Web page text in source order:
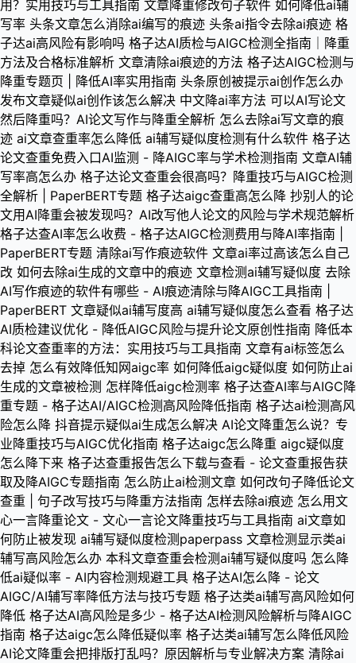
用？实用技巧与工具指南 文章降重修改句子软件 如何降低ai辅
写率 头条文章怎么消除ai编写的痕迹 头条ai指令去除ai痕迹 格
子达ai高风险有影响吗 格子达AI质检与AIGC检测全指南｜降重
方法及合格标准解析 文章清除ai痕迹的方法 格子达AIGC检测与
降重专题页 | 降低AI率实用指南 头条原创被提示ai创作怎么办
发布文章疑似ai创作该怎么解决 中文降ai率方法 可以AI写论文
然后降重吗？AI论文写作与降重全解析 怎么去除ai写文章的痕
迹 ai文章查重率怎么降低 ai辅写疑似度检测有什么软件 格子达
论文查重免费入口AI监测 - 降AIGC率与学术检测指南 文章AI辅
写率高怎么办 格子达论文查重会很高吗？降重技巧与AIGC检测
全解析 | PaperBERT专题 格子达aigc查重高怎么降 抄别人的论
文用AI降重会被发现吗？AI改写他人论文的风险与学术规范解析
格子达查AI率怎么收费 - 格子达AIGC检测费用与降AI率指南 |
PaperBERT专题 清除ai写作痕迹软件 文章ai率过高该怎么自己
改 如何去除ai生成的文章中的痕迹 文章检测ai辅写疑似度 去除
AI写作痕迹的软件有哪些 - AI痕迹清除与降AIGC工具指南 |
PaperBERT 文章疑似ai辅写度高 ai辅写疑似度怎么查看 格子达
AI质检建议优化 - 降低AIGC风险与提升论文原创性指南 降低本
科论文查重率的方法：实用技巧与工具指南 文章有ai标签怎么
去掉 怎么有效降低知网aigc率 如何降低aigc疑似度 如何防止ai
生成的文章被检测 怎样降低aigc检测率 格子达查AI率与AIGC降
重专题 - 格子达AI/AIGC检测高风险降低指南 格子达ai检测高风
险怎么降 抖音提示疑似ai生成怎么解决 AI论文降重怎么说？专
业降重技巧与AIGC优化指南 格子达aigc怎么降重 aigc疑似度
怎么降下来 格子达查重报告怎么下载与查看 - 论文查重报告获
取及降AIGC专题指南 怎么防止ai检测文章 如何改句子降低论文
查重 | 句子改写技巧与降重方法指南 怎样去除ai痕迹 怎么用文
心一言降重论文 - 文心一言论文降重技巧与工具指南 ai文章如
何防止被发现 ai辅写疑似度检测paperpass 文章检测显示类ai
辅写高风险怎么办 本科文章查重会检测ai辅写疑似度吗 怎么降
低ai疑似率 - AI内容检测规避工具 格子达AI怎么降 - 论文
AIGC/AI辅写率降低方法与技巧专题 格子达类ai辅写高风险如何
降低 格子达AI高风险是多少 - 格子达AI检测风险解析与降AIGC
指南 格子达aigc怎么降低疑似率 格子达类ai辅写怎么降低风险
AI论文降重会把排版打乱吗？原因解析与专业解决方案 清除ai